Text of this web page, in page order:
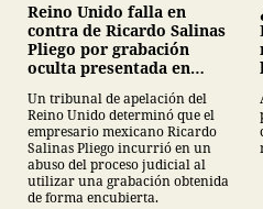
Reino Unido falla en
contra de Ricardo Salinas
Pliego por grabación
oculta presentada en
Un tribunal de apelación del
Reino Unido determinó que el
empresario mexicano Ricardo
Salinas Pliego incurrió en un
abuso del proceso judicial al
utilizar una grabación obtenida
de forma encubierta.